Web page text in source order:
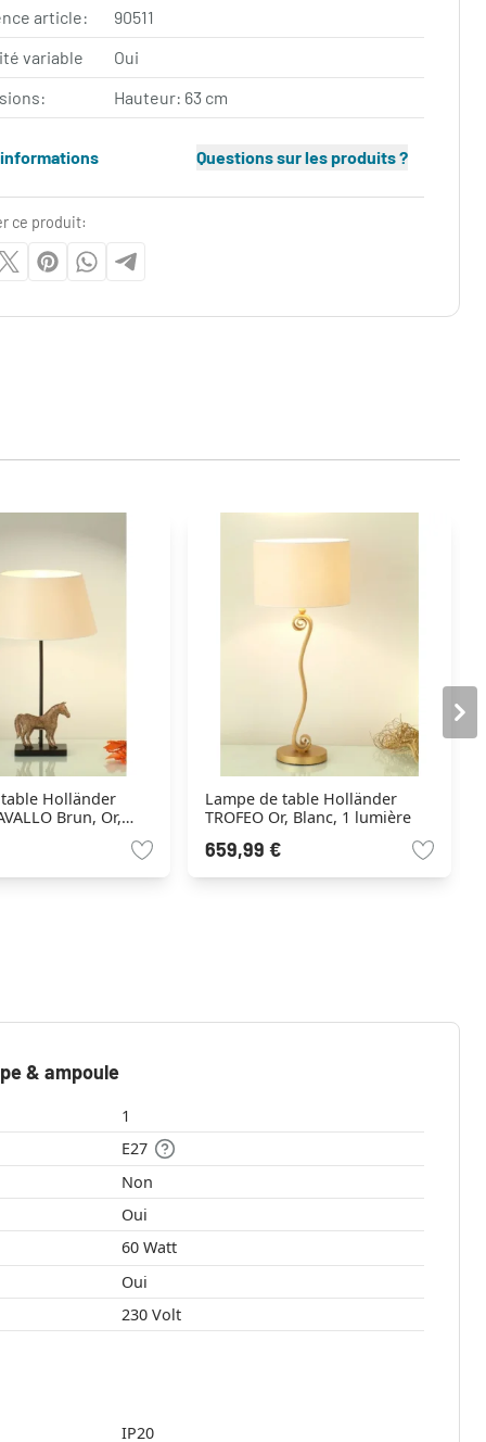
article:
90511
variable
Oui
Hauteur: 63 cm
Questions sur les produits ?
ce produit:
Holländer
Brun, Or,
Lampe de table Holländer
TROFEO Or, Blanc, 1 lumière
659,99 €
& ampoule
1
E27
Non
Oui
60 Watt
Oui
230 Volt
IP20